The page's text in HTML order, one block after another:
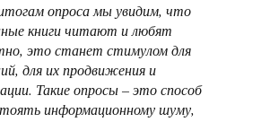
опроса мы увидим, что
книги читают и любят
это станет стимулом для
для их продвижения и
Такие опросы – это способ
информационному шуму,